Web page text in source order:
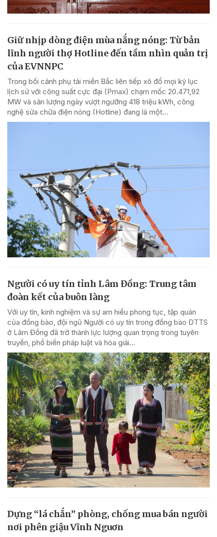
Giữ nhịp dòng điện mùa nắng nóng: Từ bản
lĩnh người thợ Hotline đến tầm nhìn quản trị
của EVNNPC
Trong bối cảnh phụ tải miền Bắc liên tiếp xô đổ mọi kỷ lục
lịch sử với công suất cực đại (Pmax) chạm mốc 20.471,92
MW và sản lượng ngày vượt ngưỡng 418 triệu kWh, công
nghệ sửa chữa điện nóng (Hotline) đang là một...
Người có uy tín tỉnh Lâm Đồng: Trung tâm
đoàn kết của buôn làng
Với uy tín, kinh nghiệm và sự am hiểu phong tục, tập quán
của đồng bào, đội ngũ Người có uy tín trong đồng bào DTTS
ở Lâm Đồng đã trở thành lực lượng quan trọng trong tuyên
truyền, phổ biến pháp luật và hòa giải...
Dựng “lá chắn” phòng, chống mua bán người
nơi phên giậu Vĩnh Nguơn